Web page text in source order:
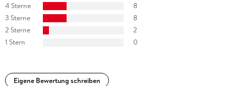
4 Sterne
8
3 Sterne
8
2 Sterne
2
1 Stern
0
Eigene Bewertung schreiben